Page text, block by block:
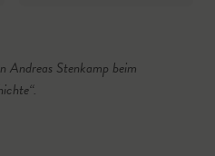
Andreas Stenkamp beim